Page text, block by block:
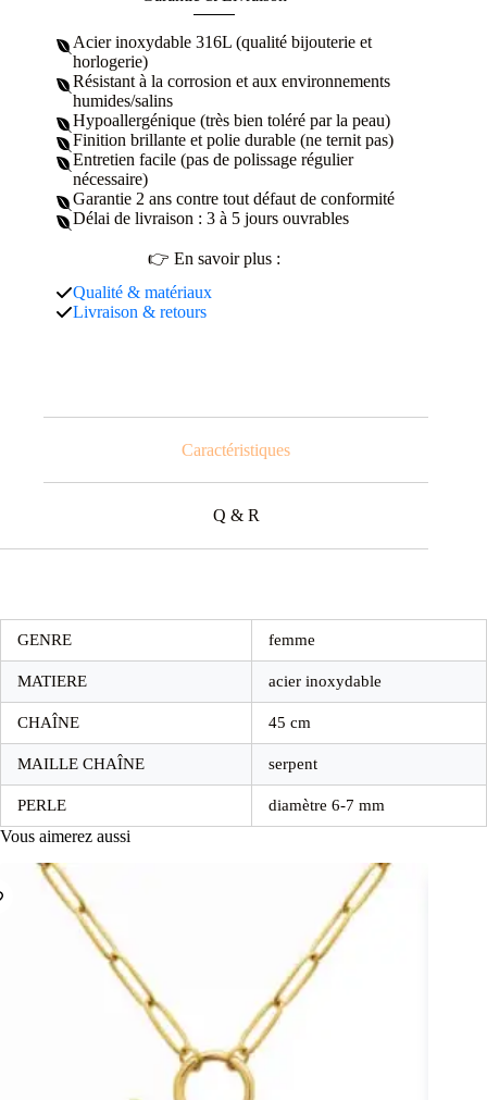
Acier inoxydable 316L (qualité bijouterie et
horlogerie)
Résistant à la corrosion et aux environnements
humides/salins
Hypoallergénique (très bien toléré par la peau)
Finition brillante et polie durable (ne ternit pas)
Entretien facile (pas de polissage régulier
nécessaire)
Garantie 2 ans contre tout défaut de conformité
Délai de livraison : 3 à 5 jours ouvrables
👉 En savoir plus :
Qualité & matériaux
Livraison & retours
Caractéristiques
Q & R
GENRE femme
MATIERE acier inoxydable
CHAÎNE 45 cm
MAILLE CHAÎNE serpent
PERLE diamètre 6-7 mm
Vous aimerez aussi